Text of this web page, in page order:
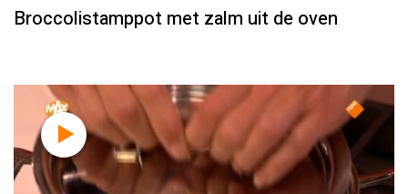
Broccolistamppot met zalm uit de oven